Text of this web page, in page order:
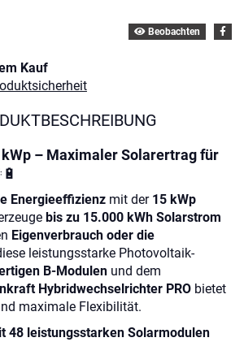
Beobachten
Kauf
– Maximaler Solarertrag für
Energieeffizienz mit der 15 kWp
bis zu 15.000 kWh Solarstrom
Eigenverbrauch oder die
leistungsstarke Photovoltaik-
B-Modulen und dem
Hybridwechselrichter PRO bietet
maximale Flexibilität.
48 leistungsstarken Solarmodulen